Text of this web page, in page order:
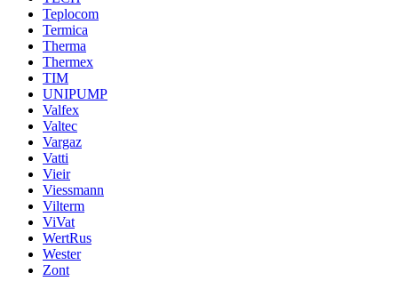
Teplocom
Termica
Therma
Thermex
TIM
UNIPUMP
Valfex
Valtec
Vargaz
Vatti
Vieir
Viessmann
Vilterm
ViVat
WertRus
Wester
Zont